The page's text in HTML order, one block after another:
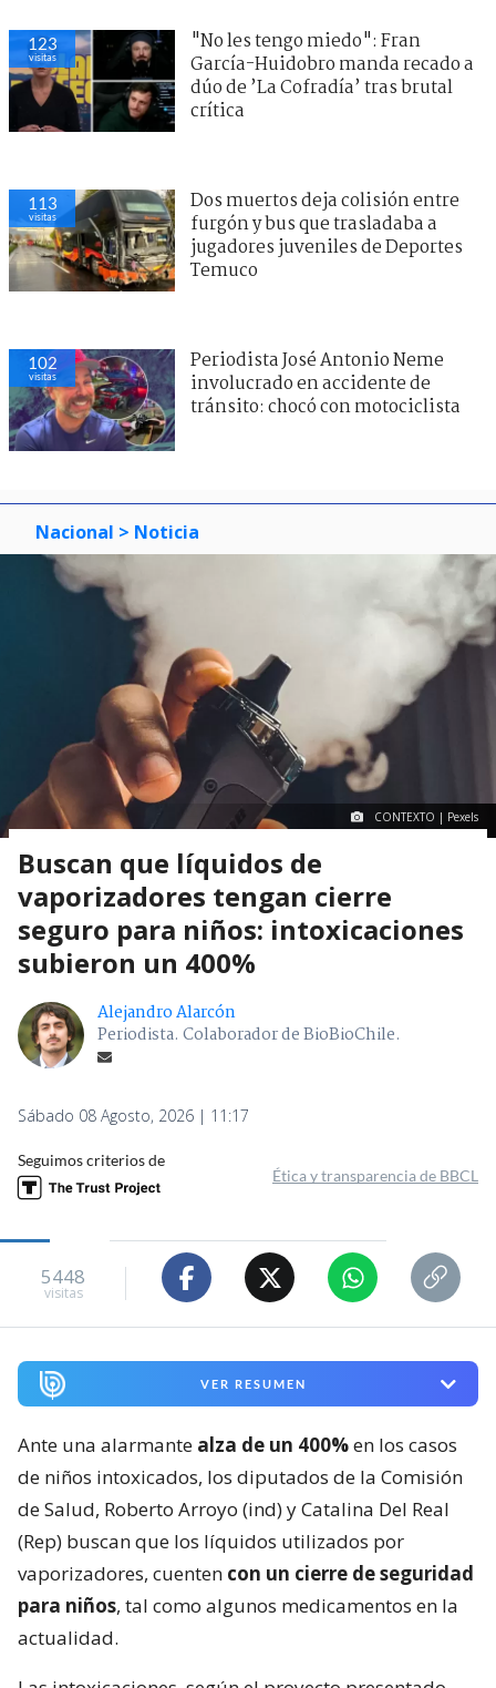
123
visitas
"No les tengo miedo": Fran
García-Huidobro manda recado a
dúo de ’La Cofradía’ tras brutal
crítica
113
visitas
Dos muertos deja colisión entre
furgón y bus que trasladaba a
jugadores juveniles de Deportes
Temuco
102
visitas
Periodista José Antonio Neme
involucrado en accidente de
tránsito: chocó con motociclista
Nacional > Noticia
CONTEXTO | Pexels
Buscan que líquidos de
vaporizadores tengan cierre
seguro para niños: intoxicaciones
subieron un 400%
Alejandro Alarcón
Periodista. Colaborador de BioBioChile.
Sábado 08 Agosto, 2026 | 11:17
Seguimos criterios de
Ética y transparencia de BBCL
5448
visitas
VER RESUMEN
Ante una alarmante alza de un 400%en los casos
de niños intoxicados, los diputados de la Comisión
de Salud, Roberto Arroyo (ind) y Catalina Del Real
(Rep) buscan que los líquidos utilizados por
vaporizadores, cuenten con un cierre de seguridad
para niños, tal como algunos medicamentos en la
actualidad.